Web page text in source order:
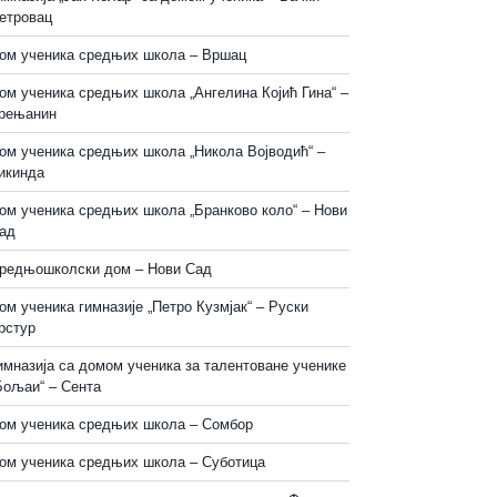
ученика средњих школа – Вршац
ученика средњих школа „Ангелина Којић Гина“ –
ученика средњих школа „Никола Војводић“ –
ученика средњих школа „Бранково коло“ – Нови
дом – Нови Сад
ученика гимназије „Петро Кузмјак“ – Руски
са домом ученика за талентоване ученике
– Сента
ученика средњих школа – Сомбор
ученика средњих школа – Суботица